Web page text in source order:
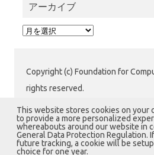
アーカイブ
ア
ブ
Copyright (c) Foundation for
rights reserved.
公益財団法人 計算科学振興財団
〒650-0047 兵庫県神戸市中央区
学センタービル1階
This website stores cookies on your
to provide a more personalized
whereabouts around our website in
General Data Protection Regulation.
future tracking, a cookie will be
choice for one year.